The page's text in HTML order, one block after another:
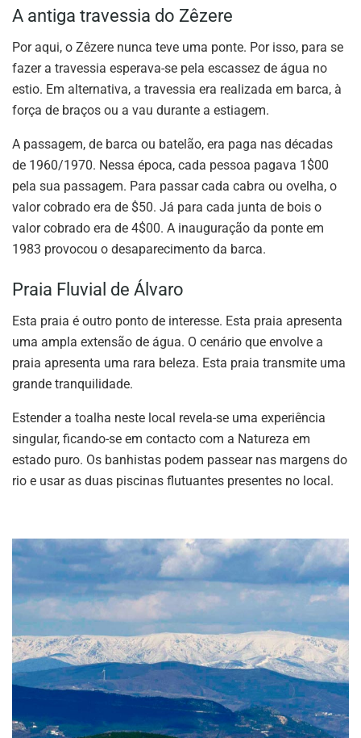
A antiga travessia do Zêzere
Por aqui, o Zêzere nunca teve uma ponte. Por isso, para se
fazer a travessia esperava-se pela escassez de água no
estio. Em alternativa, a travessia era realizada em barca, à
força de braços ou a vau durante a estiagem.
A passagem, de barca ou batelão, era paga nas décadas
de 1960/1970. Nessa época, cada pessoa pagava 1$00
pela sua passagem. Para passar cada cabra ou ovelha, o
valor cobrado era de $50. Já para cada junta de bois o
valor cobrado era de 4$00. A inauguração da ponte em
1983 provocou o desaparecimento da barca.
Praia Fluvial de Álvaro
Esta praia é outro ponto de interesse. Esta praia apresenta
uma ampla extensão de água. O cenário que envolve a
praia apresenta uma rara beleza. Esta praia transmite uma
grande tranquilidade.
Estender a toalha neste local revela-se uma experiência
singular, ficando-se em contacto com a Natureza em
estado puro. Os banhistas podem passear nas margens do
rio e usar as duas piscinas flutuantes presentes no local.